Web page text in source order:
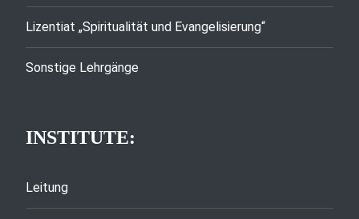
Lizentiat „Spiritualität und Evangelisierung“
Sonstige Lehrgänge
INSTITUTE:
Leitung